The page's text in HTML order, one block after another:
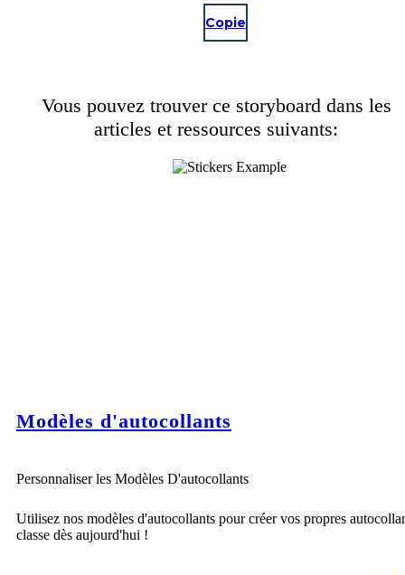
Copie
Vous pouvez trouver ce storyboard dans les
articles et ressources suivants:
Modèles d'autocollants
Personnaliser les Modèles D'autocollants
Utilisez nos modèles d'autocollants pour créer vos propres
classe dès aujourd'hui !